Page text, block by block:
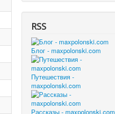
RSS
Блог - maxpolonski.com
Путешествия -
maxpolonski.com
Рассказы - maxpolonski.com